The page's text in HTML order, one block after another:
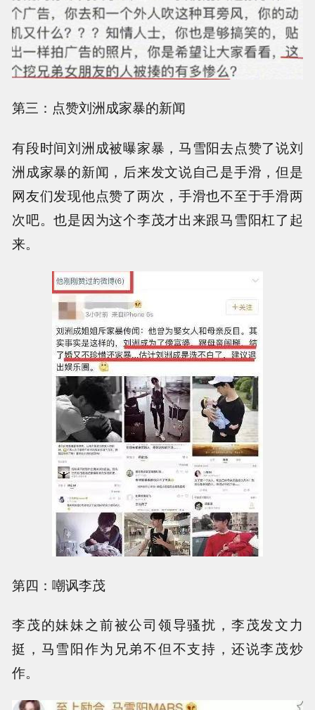
第三：点赞刘洲成家暴的新闻
有段时间刘洲成被曝家暴，马雪阳去点赞了说刘
洲成家暴的新闻，后来发文说自己是手滑，但是
网友们发现他点赞了两次，手滑也不至于手滑两
次吧。也是因为这个李茂才出来跟马雪阳杠了起
来。
第四：嘲讽李茂
李茂的妹妹之前被公司领导骚扰，李茂发文力
挺，马雪阳作为兄弟不但不支持，还说李茂炒
作。